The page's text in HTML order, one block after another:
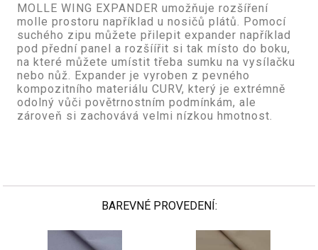
MOLLE WING EXPANDER umožňuje rozšíření
molle prostoru například u nosičů plátů. Pomocí
suchého zipu můžete přilepit expander například
pod přední panel a rozšíířit si tak místo do boku,
na které můžete umístit třeba sumku na vysílačku
nebo nůž. Expander je vyroben z pevného
kompozitního materiálu CURV, který je extrémně
odolný vůči povětrnostním podmínkám, ale
zároveň si zachovává velmi nízkou hmotnost.
BAREVNÉ PROVEDENÍ: